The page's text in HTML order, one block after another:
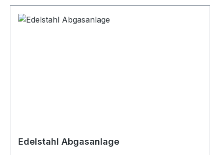
Edelstahl Abgasanlage